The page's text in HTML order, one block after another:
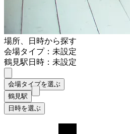
場所、日時から探す
会場タイプ：未設定
鶴見駅日時：未設定
会場タイプを選ぶ
鶴見駅
日時を選ぶ